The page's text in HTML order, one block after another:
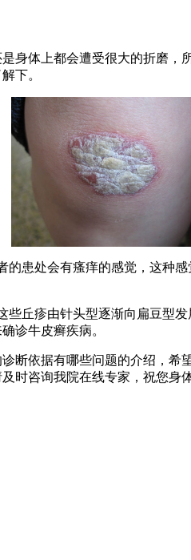
身体上都会遭受很大的折磨
下。
患处会有瘙痒的感觉，这种
丘疹由针头型逐渐向扁豆型
诊牛皮癣疾病。
断依据有哪些问题的介绍，希
时咨询我院在线专家，祝您身